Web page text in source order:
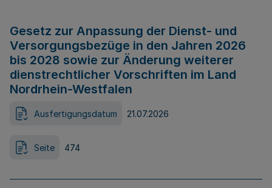
Gesetz zur Anpassung der Dienst- und
Versorgungsbezüge in den Jahren 2026
bis 2028 sowie zur Änderung weiterer
dienstrechtlicher Vorschriften im Land
Nordrhein-Westfalen
Ausfertigungsdatum 21.07.2026
Seite 474